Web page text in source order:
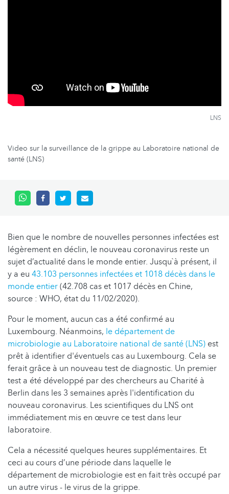
LNS
Video sur la surveillance de la grippe au Laboratoire national de
santé (LNS)
Bien que le nombre de nouvelles personnes infectées est
légèrement en déclin, le nouveau coronavirus reste un
sujet d’actualité dans le monde entier. Jusqu`à présent, il
y a eu 43.103 personnes infectées et 1018 décès dans le
monde entier(42.708 cas et 1017 décès en Chine,
source : WHO, état du 11/02/2020).
Pour le moment, aucun cas a été confirmé au
Luxembourg. Néanmoins, le département de
microbiologie au Laboratoire national de santé (LNS) est
prêt à identifier d'éventuels cas au Luxembourg. Cela se
ferait grâce à un nouveau test de diagnostic. Un premier
test a été développé par des chercheurs au Charité à
Berlin dans les 3 semaines après l'identification du
nouveau coronavirus. Les scientifiques du LNS ont
immédiatement mis en œuvre ce test dans leur
laboratoire.
Cela a nécessité quelques heures supplémentaires. Et
ceci au cours d’une période dans laquelle le
département de microbiologie est en fait très occupé par
un autre virus - le virus de la grippe.